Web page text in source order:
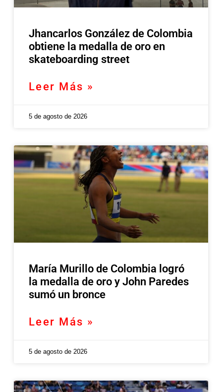
Jhancarlos González de Colombia
obtiene la medalla de oro en
skateboarding street
Leer Más »
5 de agosto de 2026
María Murillo de Colombia logró
la medalla de oro y John Paredes
sumó un bronce
Leer Más »
5 de agosto de 2026